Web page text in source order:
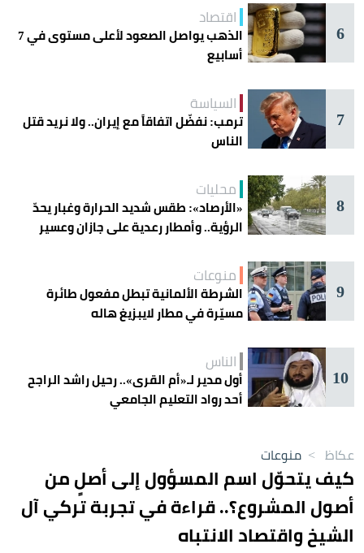
6
اقتصاد
الذهب يواصل الصعود لأعلى مستوى في 7
أسابيع
7
السياسة
ترمب: نفضّل اتفاقاً مع إيران.. ولا نريد قتل
الناس
8
محليات
«الأرصاد»: طقس شديد الحرارة وغبار يحدّ
الرؤية.. وأمطار رعدية على جازان وعسير
9
منوعات
الشرطة الألمانية تبطل مفعول طائرة
مسيّرة في مطار لايبزيغ هاله
10
الناس
أول مدير لـ«أم القرى».. رحيل راشد الراجح
أحد رواد التعليم الجامعي
عكاظ > منوعات
كيف يتحوّل اسم المسؤول إلى أصلٍ من
أصول المشروع؟.. قراءة في تجربة تركي آل
الشيخ واقتصاد الانتباه